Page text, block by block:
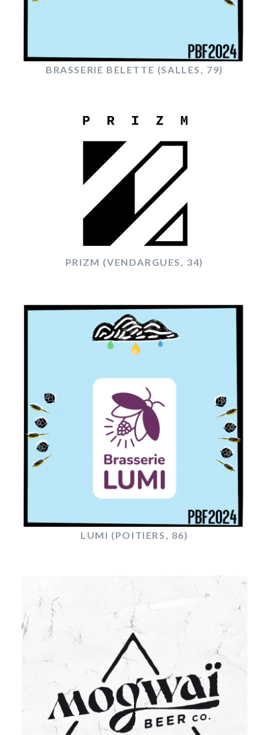
BRASSERIE BELETTE (SALLES, 79)
PRIZM (VENDARGUES, 34)
LUMI (POITIERS, 86)